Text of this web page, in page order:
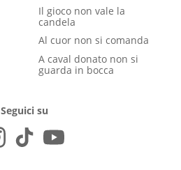
Il gioco non vale la
candela
Al cuor non si comanda
A caval donato non si
guarda in bocca
Seguici su